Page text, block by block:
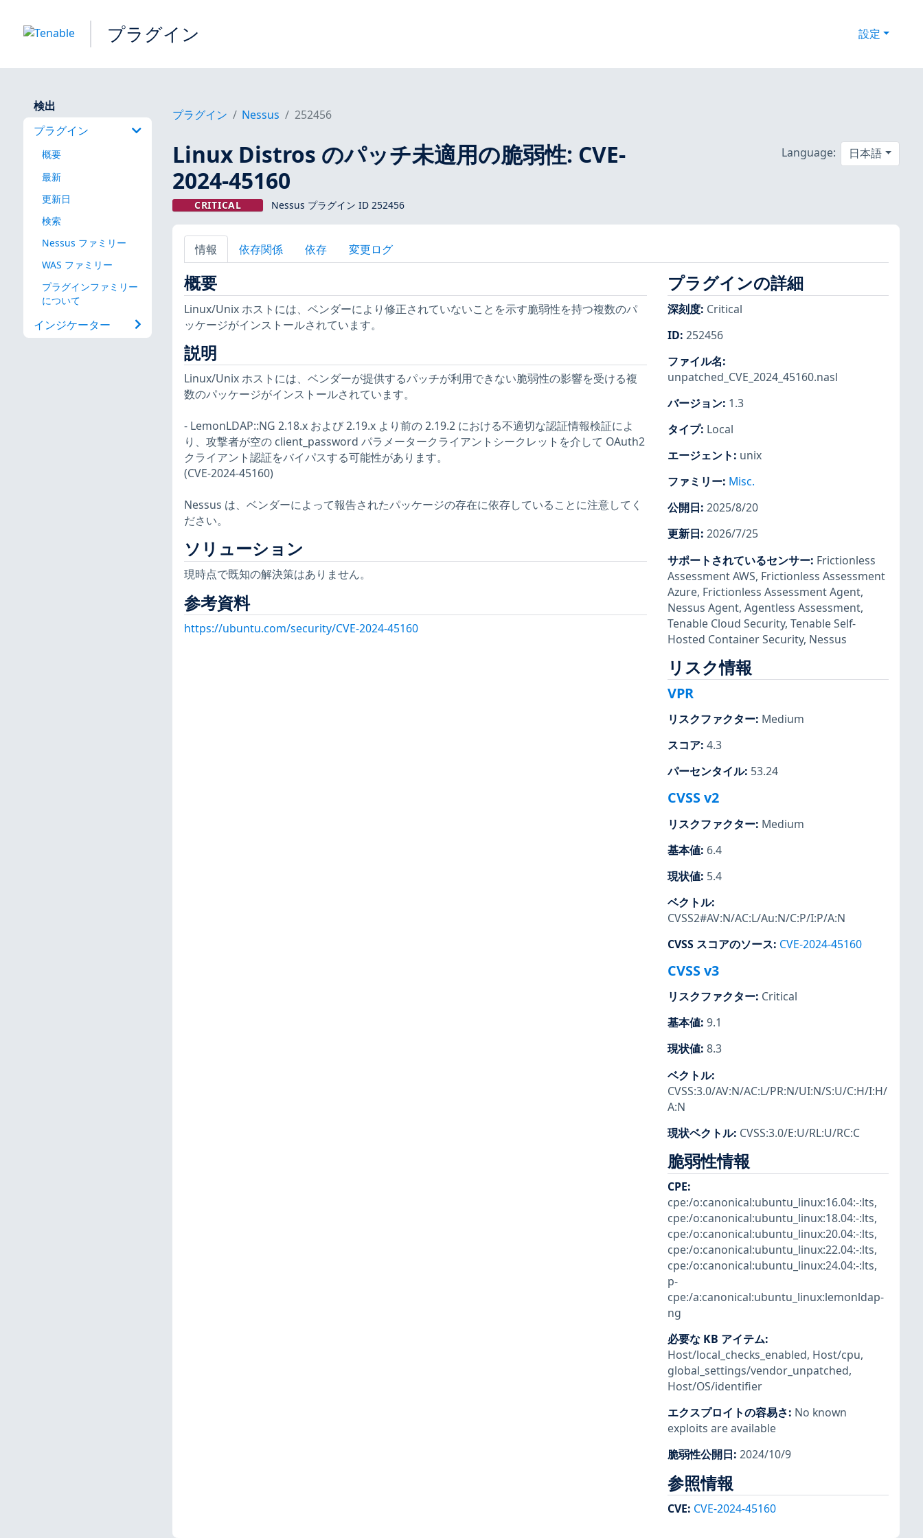
プラグイン 設定
検出
プラグイン
概要
最新
更新日
検索
Nessus ファミリー
WAS ファミリー
プラグインファミリー
について
インジケーター
プラグイン Nessus 252456
Linux Distros のパッチ未適用の脆弱性: CVE-
2024-45160
CRITICAL Nessus プラグイン ID 252456
Language: 日本語
情報 依存関係 依存 変更ログ
概要
Linux/Unix ホストには、ベンダーにより修正されていないことを示す脆弱性を持つ複数のパ
ッケージがインストールされています。
説明
Linux/Unix ホストには、ベンダーが提供するパッチが利用できない脆弱性の影響を受ける複
数のパッケージがインストールされています。
- LemonLDAP::NG 2.18.x および 2.19.x より前の 2.19.2 における不適切な認証情報検証によ
り、攻撃者が空の client_password パラメータークライアントシークレットを介して OAuth2
クライアント認証をバイパスする可能性があります。
(CVE-2024-45160)
Nessus は、ベンダーによって報告されたパッケージの存在に依存していることに注意してく
ださい。
ソリューション
現時点で既知の解決策はありません。
参考資料
https://ubuntu.com/security/CVE-2024-45160
プラグインの詳細
深刻度: Critical
ID: 252456
ファイル名:
unpatched_CVE_2024_45160.nasl
バージョン: 1.3
タイプ: Local
エージェント: unix
ファミリー: Misc.
公開日: 2025/8/20
更新日: 2026/7/25
サポートされているセンサー: Frictionless
Assessment AWS, Frictionless Assessment
Azure, Frictionless Assessment Agent,
Nessus Agent, Agentless Assessment,
Tenable Cloud Security, Tenable Self-
Hosted Container Security, Nessus
リスク情報
VPR
リスクファクター: Medium
スコア: 4.3
パーセンタイル: 53.24
CVSS v2
リスクファクター: Medium
基本値: 6.4
現状値: 5.4
ベクトル:
CVSS2#AV:N/AC:L/Au:N/C:P/I:P/A:N
CVSS スコアのソース: CVE-2024-45160
CVSS v3
リスクファクター: Critical
基本値: 9.1
現状値: 8.3
ベクトル:
CVSS:3.0/AV:N/AC:L/PR:N/UI:N/S:U/C:H/I:H/
A:N
現状ベクトル: CVSS:3.0/E:U/RL:U/RC:C
脆弱性情報
CPE:
cpe:/o:canonical:ubuntu_linux:16.04:-:lts,
cpe:/o:canonical:ubuntu_linux:18.04:-:lts,
cpe:/o:canonical:ubuntu_linux:20.04:-:lts,
cpe:/o:canonical:ubuntu_linux:22.04:-:lts,
cpe:/o:canonical:ubuntu_linux:24.04:-:lts,
p-
cpe:/a:canonical:ubuntu_linux:lemonldap-
ng
必要な KB アイテム:
Host/local_checks_enabled, Host/cpu,
global_settings/vendor_unpatched,
Host/OS/identifier
エクスプロイトの容易さ: No known
exploits are available
脆弱性公開日: 2024/10/9
参照情報
CVE: CVE-2024-45160